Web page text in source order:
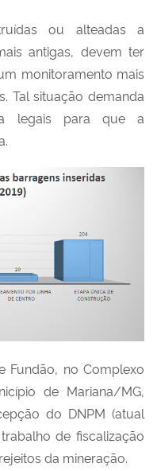
ou alteadas a
antigas, devem ter
monitoramento mais
Tal situação demanda
legais para que a
Fundão, no Complexo
de Mariana/MG,
do DNPM (atual
de fiscalização
da mineração.